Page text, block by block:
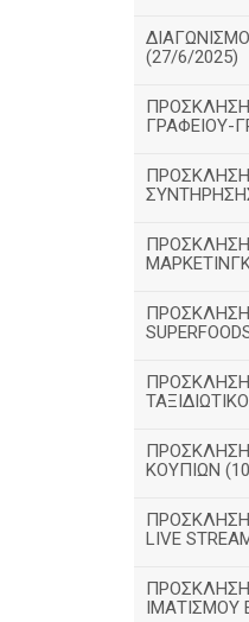
(27/6/2025)
ΓΡΑΦΕΙΟΥ-
ΠΡΟΣΚΛΗΣΗ
ΠΡΟΣΚΛΗΣΗ
ΚΟΥΠΙΩΝ
ΠΡΟΣΚΛΗΣΗ
LIVE
ΙΜΑΤΙΣΜΟΥ